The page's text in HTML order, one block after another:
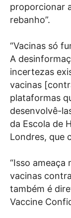
proporcionar
rebanho”.
“Vacinas só
A
incertezas
vacinas
plataformas
desenvolvê-
da Escola de
Londres, que
“Isso ameaça
vacinas
também é
Vaccine